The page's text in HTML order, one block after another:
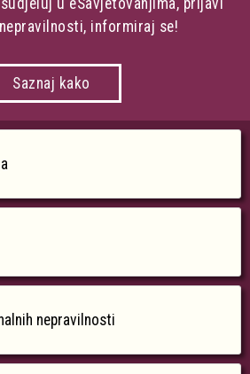
u eSavjetovanjima, prijavi
informiraj se!
Saznaj kako
nepravilnosti